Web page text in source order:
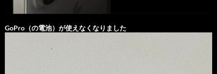
GoPro（の電池）が使えなくなりました